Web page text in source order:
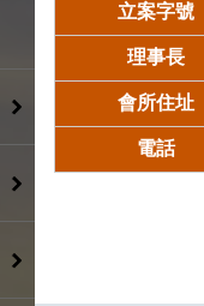
立案字號
理事長
會所住址
電話